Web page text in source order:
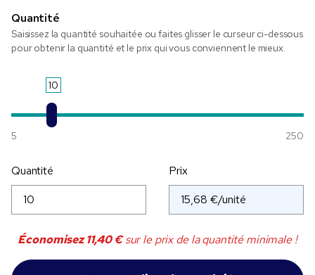
Quantité
Saisissez la quantité souhaitée ou faites glisser le curseur ci-dessous
pour obtenir la quantité et le prix qui vous conviennent le mieux.
10
5 250
Quantité Prix
Économisez11,40 €sur le prix de la quantité minimale !